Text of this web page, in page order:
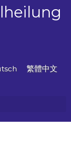
繁體中文